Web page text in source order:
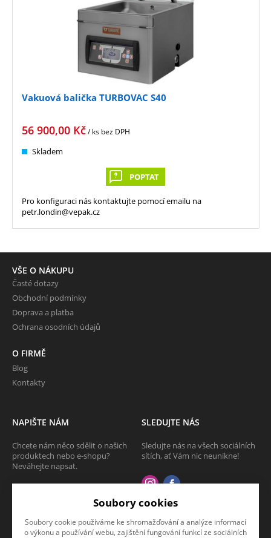
Vakuová balička TURBOVAC S40
56 900,00 Kč/ ks bez DPH
Skladem
POPTAT
Pro konfiguraci nás kontaktujte pomocí emailu na
petr.londin@vepak.cz
VŠE O NÁKUPU
Časté dotazy
Obchodní podmínky
Doprava a platba
Ochrana osodních údajů
O FIRMĚ
Blog
Kontakty
NAPIŠTE NÁM
Chcete nám něco sdělit o našich
produktech nebo e-shopu?
Neváhejte napsat.
SLEDUJTE NÁS
Sledujte nás na všech sociálních
sítích, ať Vám nic neunikne!
Soubory cookies
Soubory cookie používáme ke shromažďování a analýze informací
o výkonu a používání webu, zajištění fungování funkcí ze sociálních